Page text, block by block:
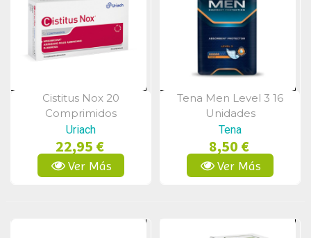
Vista Rápida
Cistitus Nox 20
Comprimidos
Uriach
22,95 €
Ver Más
Vista Rápida
Tena Men Level 3 16
Unidades
Tena
8,50 €
Ver Más